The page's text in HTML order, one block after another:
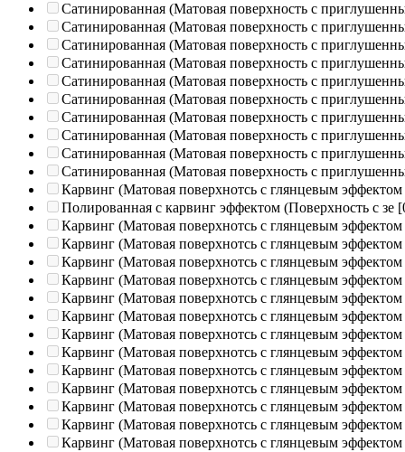
Сатинированная (Матовая поверхность с
Сатинированная (Матовая поверхность с
Сатинированная (Матовая поверхность с
Сатинированная (Матовая поверхность с
Сатинированная (Матовая поверхность с
Сатинированная (Матовая поверхность с
Сатинированная (Матовая поверхность с
Сатинированная (Матовая поверхность с
Сатинированная (Матовая поверхность с
Сатинированная (Матовая поверхность с
Карвинг (Матовая поверхнотсь с глянцевым эффектом
Полированная c карвинг эффектом (Поверхность с зе
Карвинг (Матовая поверхнотсь с глянцевым эффектом
Карвинг (Матовая поверхнотсь с глянцевым эффектом
Карвинг (Матовая поверхнотсь с глянцевым эффектом
Карвинг (Матовая поверхнотсь с глянцевым эффектом
Карвинг (Матовая поверхнотсь с глянцевым эффектом
Карвинг (Матовая поверхнотсь с глянцевым эффектом
Карвинг (Матовая поверхнотсь с глянцевым эффектом
Карвинг (Матовая поверхнотсь с глянцевым эффектом
Карвинг (Матовая поверхнотсь с глянцевым эффектом
Карвинг (Матовая поверхнотсь с глянцевым эффектом
Карвинг (Матовая поверхнотсь с глянцевым эффектом
Карвинг (Матовая поверхнотсь с глянцевым эффектом
Карвинг (Матовая поверхнотсь с глянцевым эффектом